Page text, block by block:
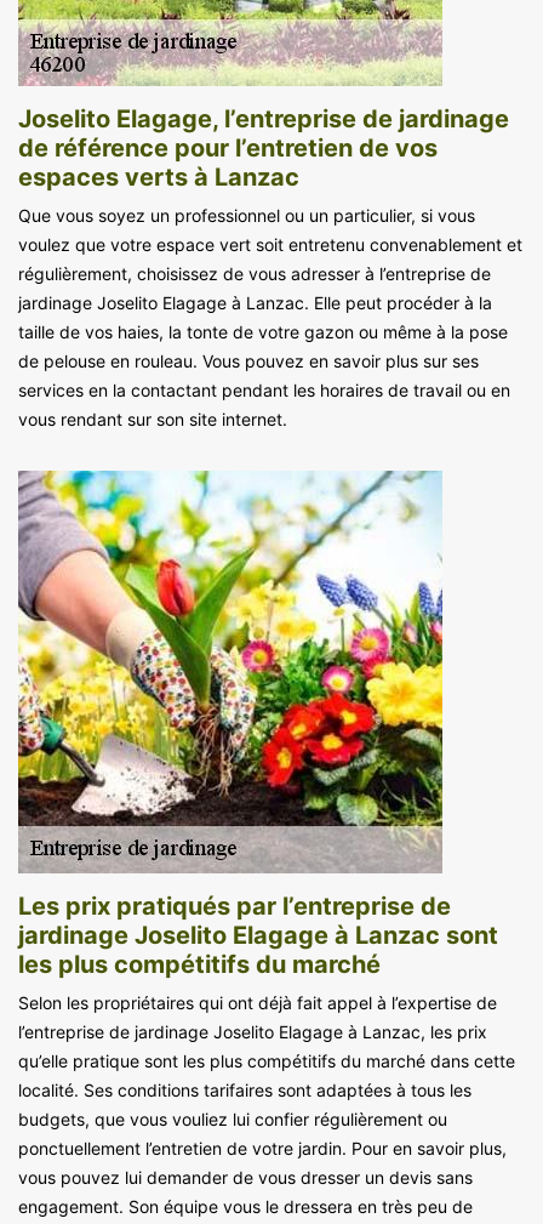
Joselito Elagage, l’entreprise de jardinage
de référence pour l’entretien de vos
espaces verts à Lanzac
Que vous soyez un professionnel ou un particulier, si vous
voulez que votre espace vert soit entretenu convenablement et
régulièrement, choisissez de vous adresser à l’entreprise de
jardinage Joselito Elagage à Lanzac. Elle peut procéder à la
taille de vos haies, la tonte de votre gazon ou même à la pose
de pelouse en rouleau. Vous pouvez en savoir plus sur ses
services en la contactant pendant les horaires de travail ou en
vous rendant sur son site internet.
Les prix pratiqués par l’entreprise de
jardinage Joselito Elagage à Lanzac sont
les plus compétitifs du marché
Selon les propriétaires qui ont déjà fait appel à l’expertise de
l’entreprise de jardinage Joselito Elagage à Lanzac, les prix
qu’elle pratique sont les plus compétitifs du marché dans cette
localité. Ses conditions tarifaires sont adaptées à tous les
budgets, que vous vouliez lui confier régulièrement ou
ponctuellement l’entretien de votre jardin. Pour en savoir plus,
vous pouvez lui demander de vous dresser un devis sans
engagement. Son équipe vous le dressera en très peu de